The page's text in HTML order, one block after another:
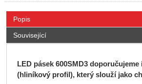
Popis
Související
LED pásek 600SMD3
(hliníkový profil), který slouží jako